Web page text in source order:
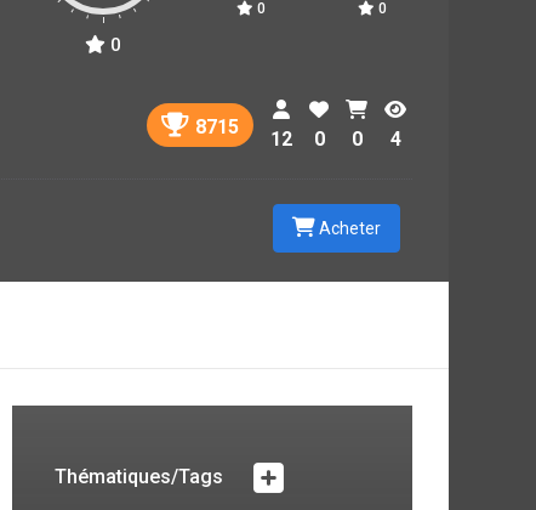
0
0 0
8715
12 0 0 4
Acheter
Thématiques/Tags